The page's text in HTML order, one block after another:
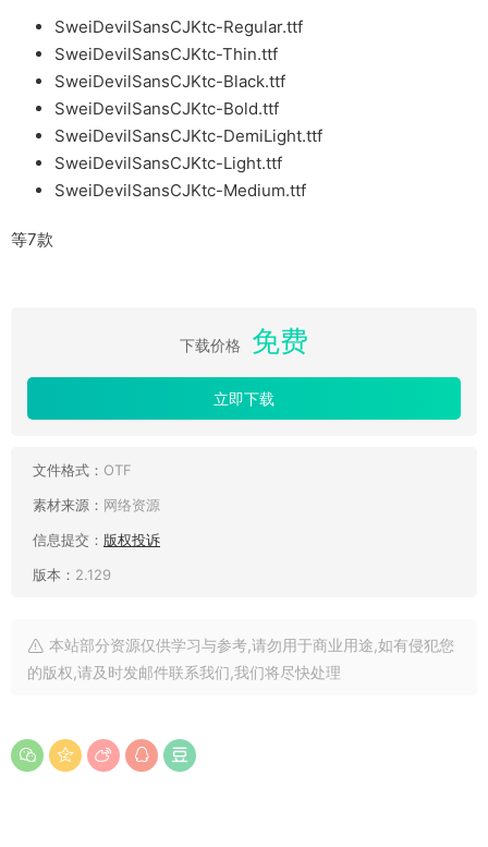
SweiDevilSansCJKtc-Regular.ttf
SweiDevilSansCJKtc-Thin.ttf
SweiDevilSansCJKtc-Black.ttf
SweiDevilSansCJKtc-Bold.ttf
SweiDevilSansCJKtc-DemiLight.ttf
SweiDevilSansCJKtc-Light.ttf
SweiDevilSansCJKtc-Medium.ttf
等7款
下载价格 免费
立即下载
文件格式： OTF
素材来源： 网络资源
信息提交： 版权投诉
版本： 2.129
本站部分资源仅供学习与参考,请勿用于商业用途,如有侵犯您
的版权,请及时发邮件联系我们,我们将尽快处理